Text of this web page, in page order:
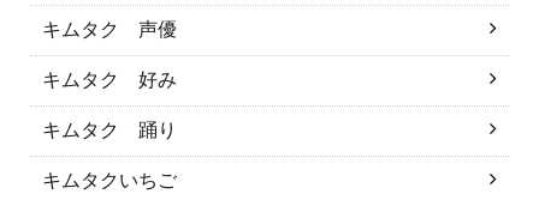
キムタク 声優
キムタク 好み
キムタク 踊り
キムタクいちご